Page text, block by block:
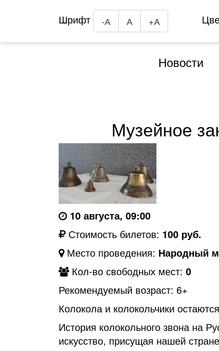
Шрифт -А А +А
Новости
Музейное
10 августа, 09:00
Стоимость билетов: 100 руб.
Место проведения: Народный
Кол-во свободных мест: 0
Рекомендуемый возраст: 6+
Колокола и колокольчики
История колокольного звона на
искусство, присущая нашей